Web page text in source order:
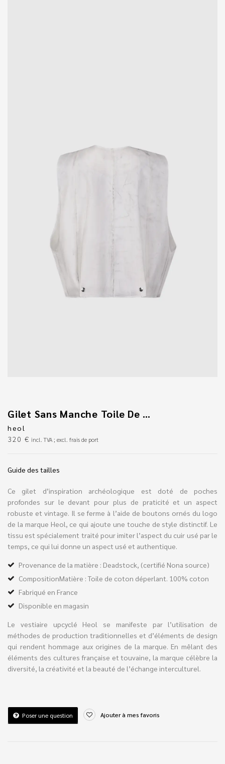
Gilet Sans Manche Toile De Coton
heol
320 € incl. TVA ; excl. frais de port
Guide des tailles
Ce gilet d’inspiration archéologique est doté de poches
profondes sur le devant pour plus de praticité et un aspect
robuste et vintage. Il se ferme à l’aide de boutons ornés du logo
de la marque Heol, ce qui ajoute une touche de style distinctif. Le
tissu est spécialement traité pour imiter l’aspect du cuir usé par le
temps, ce qui lui donne un aspect usé et authentique.
Provenance de la matière : Deadstock, (certifié Nona source)
CompositionMatière : Toile de coton déperlant. 100% coton
Fabriqué en France
Disponible en magasin
Le vestiaire upcyclé Heol se manifeste par l’utilisation de
méthodes de production traditionnelles et d’éléments de design
qui rendent hommage aux origines de la marque. En mêlant des
éléments des cultures française et touvaine, la marque célèbre la
diversité, la créativité et la beauté de l’échange interculturel.
Poser une question Ajouter à mes favoris